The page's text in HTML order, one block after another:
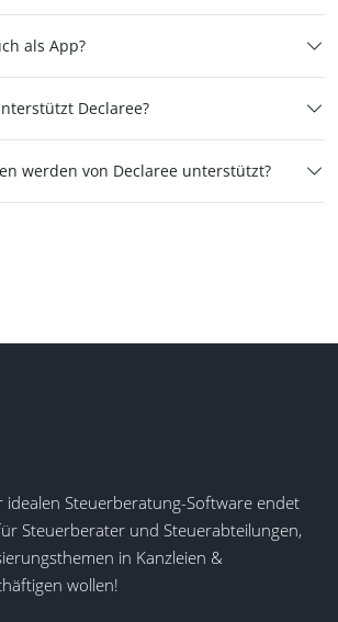
als App?
Declaree?
werden von Declaree unterstützt?
idealen Steuerberatung-Software endet
Steuerberater und Steuerabteilungen,
in Kanzleien &
wollen!